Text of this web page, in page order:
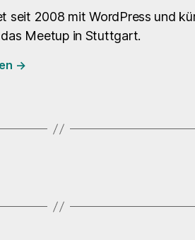
seit 2008 mit WordPress und
Meetup in Stuttgart.
→